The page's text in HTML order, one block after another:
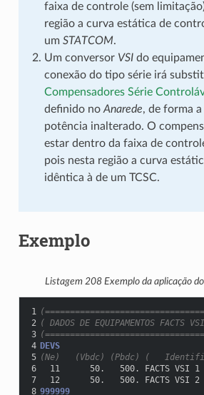
faixa de controle (sem
região a curva estática de
um STATCOM.
Um conversor VSIdo
conexão do tipo série irá
Compensadores Série
definido no Anarede, de forma
potência inalterado. O
estar dentro da faixa de
pois nesta região a curva
idêntica à de um TCSC.
Exemplo
Listagem 208 Exemplo da aplicação
1
2 ( DADOS DE EQUIPAMENTOS FACTS VSI
3
4 DEVS
5 (Ne)   (Vbdc) (Pbdc) (
6
11      50.   500. FACTS VSI
7
12      50.   500. FACTS VSI
8 999999